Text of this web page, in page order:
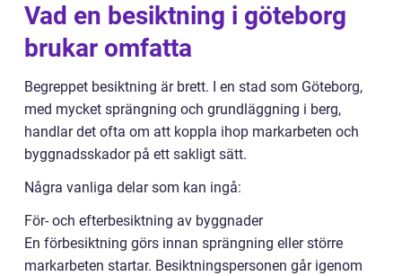
Vad en besiktning i göteborg
brukar omfatta
Begreppet besiktning är brett. I en stad som Göteborg,
med mycket sprängning och grundläggning i berg,
handlar det ofta om att koppla ihop markarbeten och
byggnadsskador på ett sakligt sätt.
Några vanliga delar som kan ingå:
För- och efterbesiktning av byggnader
En förbesiktning görs innan sprängning eller större
markarbeten startar. Besiktningspersonen går igenom